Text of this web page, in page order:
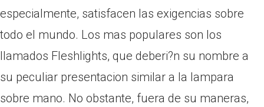
especialmente, satisfacen las exigencias sobre
todo el mundo. Los mas populares son los
llamados Fleshlights, que deberi?n su nombre a
su peculiar presentacion similar a la lampara
sobre mano. No obstante, fuera de su maneras,